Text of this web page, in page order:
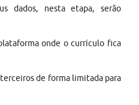
dados, nesta etapa, serão
onde o currículo fica
de forma limitada para